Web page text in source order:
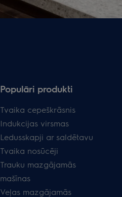
Populāri produkti
Tvaika cepeškrāsnis
Indukcijas virsmas
Ledusskapji ar saldētavu
Tvaika nosūcēji
Trauku mazgājamās
mašīnas
Veļas mazgājamās